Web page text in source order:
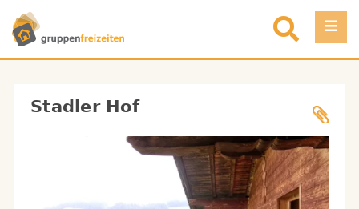
Direkt zum Inhalt
Favoriten
Registrieren
Objekt eintragen
Stadler Hof